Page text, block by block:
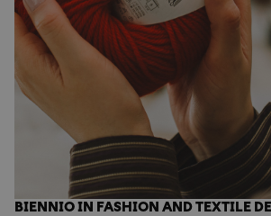
BIENNIO IN FASHION AND TEXTILE